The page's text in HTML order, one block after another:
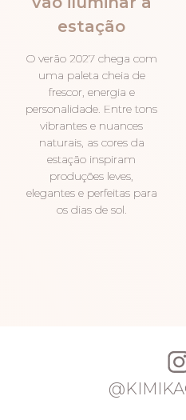
estação
O verão 2027 chega com
uma paleta cheia de
frescor, energia e
personalidade. Entre tons
vibrantes e nuances
naturais, as cores da
estação inspiram
produções leves,
elegantes e perfeitas para
os dias de sol.